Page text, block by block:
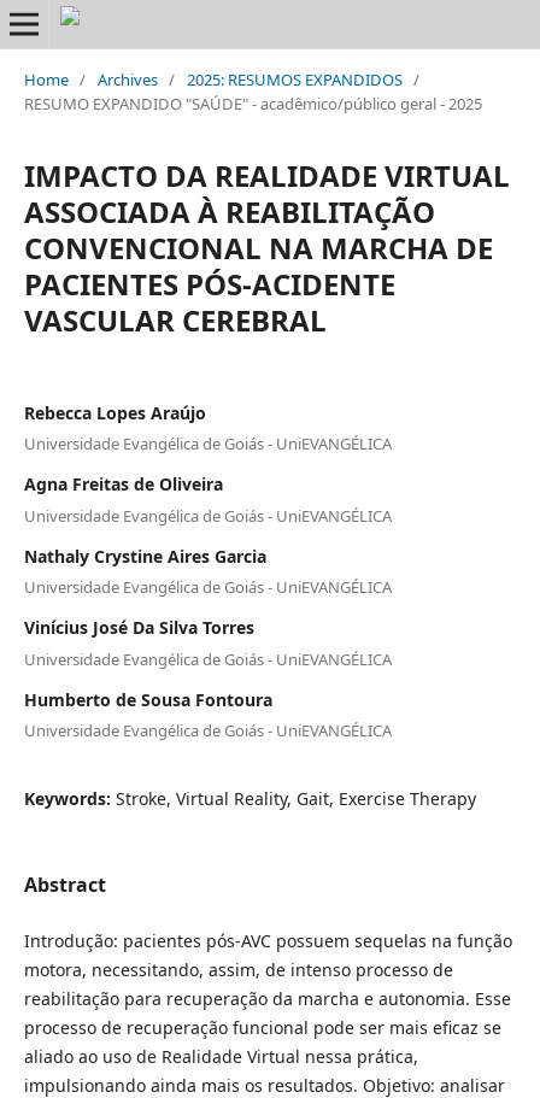
Home / Archives / 2025: RESUMOS EXPANDIDOS /
RESUMO EXPANDIDO "SAÚDE" - acadêmico/público geral - 2025
IMPACTO DA REALIDADE VIRTUAL
ASSOCIADA À REABILITAÇÃO
CONVENCIONAL NA MARCHA DE
PACIENTES PÓS-ACIDENTE
VASCULAR CEREBRAL
Rebecca Lopes Araújo
Universidade Evangélica de Goiás - UniEVANGÉLICA
Agna Freitas de Oliveira
Universidade Evangélica de Goiás - UniEVANGÉLICA
Nathaly Crystine Aires Garcia
Universidade Evangélica de Goiás - UniEVANGÉLICA
Vinícius José Da Silva Torres
Universidade Evangélica de Goiás - UniEVANGÉLICA
Humberto de Sousa Fontoura
Universidade Evangélica de Goiás - UniEVANGÉLICA
Keywords: Stroke, Virtual Reality, Gait, Exercise Therapy
Abstract
Introdução: pacientes pós-AVC possuem sequelas na função
motora, necessitando, assim, de intenso processo de
reabilitação para recuperação da marcha e autonomia. Esse
processo de recuperação funcional pode ser mais eficaz se
aliado ao uso de Realidade Virtual nessa prática,
impulsionando ainda mais os resultados. Objetivo: analisar